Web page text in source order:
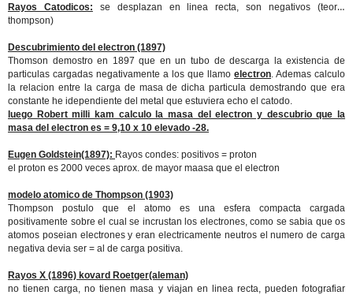
Rayos Catodicos: se desplazan en linea recta, son negativos (teoria
thompson)
Descubrimiento del electron (1897)
Thomson demostro en 1897 que en un tubo de descarga la existencia de
particulas cargadas negativamente a los que llamo electron. Ademas calculo
la relacion entre la carga de masa de dicha particula demostrando que era
constante he idependiente del metal que estuviera echo el catodo.
luego Robert milli kam calculo la masa del electron y descubrio que la
masa del electron es = 9,10 x 10 elevado -28.
Eugen Goldstein(1897): Rayos condes: positivos = proton
el proton es 2000 veces aprox. de mayor maasa que el electron
modelo atomico de Thompson (1903)
Thompson postulo que el atomo es una esfera compacta cargada
positivamente sobre el cual se incrustan los electrones, como se sabia que os
atomos poseian electrones y eran electricamente neutros el numero de carga
negativa devia ser = al de carga positiva.
Rayos X (1896) kovard Roetger(aleman)
no tienen carga, no tienen masa y viajan en linea recta, pueden fotografiar